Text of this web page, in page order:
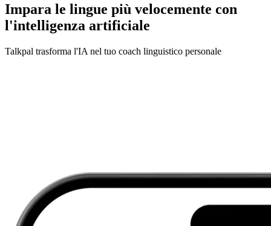
Impara le lingue più velocemente con
l'intelligenza artificiale
Talkpal trasforma l'IA nel tuo coach linguistico personale